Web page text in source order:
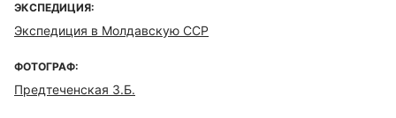
ЭКСПЕДИЦИЯ:
Экспедиция в Молдавскую ССР
ФОТОГРАФ:
Предтеченская З.Б.